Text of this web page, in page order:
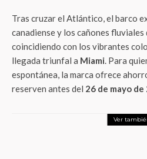
Tras cruzar el Atlántico, el barco
canadiense y los cañones
coincidiendo con los vibrantes
llegada triunfal a Miami. Para
espontánea, la marca ofrece
reserven antes del 26 de mayo de
Ver